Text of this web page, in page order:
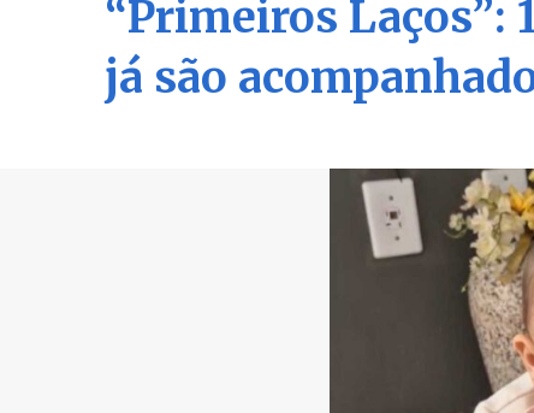
“Primeiros Laços”:
já são